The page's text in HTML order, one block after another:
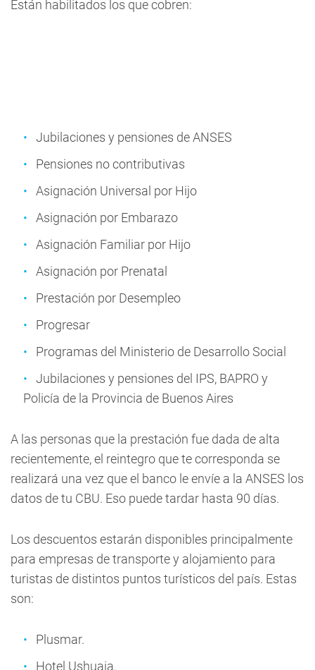
Están habilitados los que cobren:
Jubilaciones y pensiones de ANSES
Pensiones no contributivas
Asignación Universal por Hijo
Asignación por Embarazo
Asignación Familiar por Hijo
Asignación por Prenatal
Prestación por Desempleo
Progresar
Programas del Ministerio de Desarrollo Social
Jubilaciones y pensiones del IPS, BAPRO y
Policía de la Provincia de Buenos Aires
A las personas que la prestación fue dada de alta
recientemente, el reintegro que te corresponda se
realizará una vez que el banco le envíe a la ANSES los
datos de tu CBU. Eso puede tardar hasta 90 días.
Los descuentos estarán disponibles principalmente
para empresas de transporte y alojamiento para
turistas de distintos puntos turísticos del país. Estas
son:
Plusmar.
Hotel Ushuaia.